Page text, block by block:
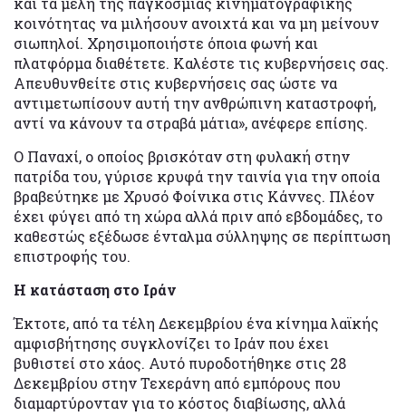
κοινότητας να μιλήσουν ανοιχτά και να μη μείνουν
σιωπηλοί. Χρησιμοποιήστε όποια φωνή και
πλατφόρμα διαθέτετε. Καλέστε τις κυβερνήσεις σας.
Απευθυνθείτε στις κυβερνήσεις σας ώστε να
αντιμετωπίσουν αυτή την ανθρώπινη καταστροφή,
αντί να κάνουν τα στραβά μάτια», ανέφερε επίσης.
Ο Παναχί, ο οποίος βρισκόταν στη φυλακή στην
πατρίδα του, γύρισε κρυφά την ταινία για την οποία
βραβεύτηκε με Χρυσό Φοίνικα στις Κάννες. Πλέον
έχει φύγει από τη χώρα αλλά πριν από εβδομάδες, το
καθεστώς εξέδωσε ένταλμα σύλληψης σε περίπτωση
επιστροφής του.
Η κατάσταση στο Ιράν
Έκτοτε, από τα τέλη Δεκεμβρίου ένα κίνημα λαϊκής
αμφισβήτησης συγκλονίζει το Ιράν που έχει
βυθιστεί στο χάος. Αυτό πυροδοτήθηκε στις 28
Δεκεμβρίου στην Τεχεράνη από εμπόρους που
διαμαρτύρονταν για το κόστος διαβίωσης, αλλά